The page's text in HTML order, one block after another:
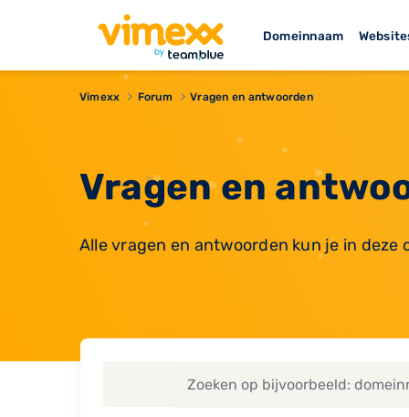
Domeinnaam
Vimexx Forum Vragen en antwoorden
Vragen en
Alle vragen en antwoorden kun je in deze